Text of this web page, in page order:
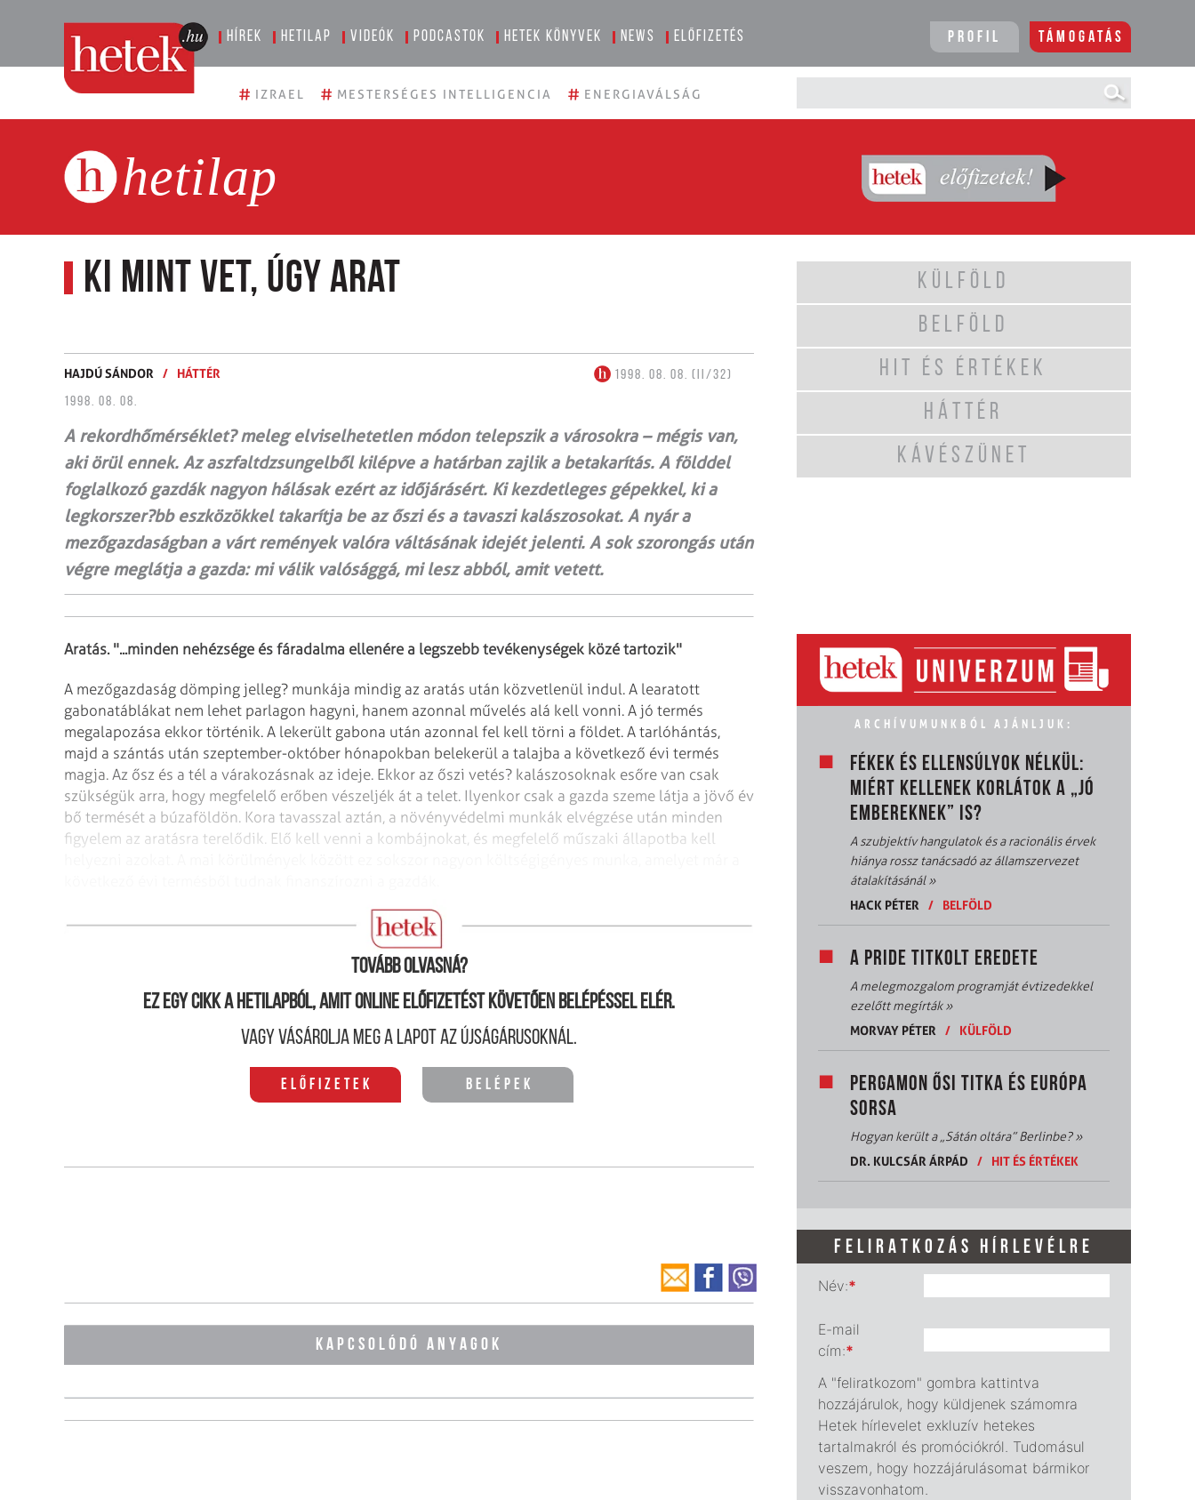
Hírek Hetilap Videók Podcastok Hetek könyvek News Előfizetés Profil Támogatás
# IZRAEL # MESTERSÉGES INTELLIGENCIA # ENERGIAVÁLSÁG
hetilap
Ki mint vet, úgy arat
HAJDÚ SÁNDOR / HÁTTÉR
1998. 08. 08. (II/32)
1998. 08. 08.
A rekordhőmérséklet? meleg elviselhetetlen módon telepszik a városokra – mégis van,
aki örül ennek. Az aszfaltdzsungelből kilépve a határban zajlik a betakarítás. A földdel
foglalkozó gazdák nagyon hálásak ezért az időjárásért. Ki kezdetleges gépekkel, ki a
legkorszer?bb eszközökkel takarítja be az őszi és a tavaszi kalászosokat. A nyár a
mezőgazdaságban a várt remények valóra váltásának idejét jelenti. A sok szorongás után
végre meglátja a gazda: mi válik valósággá, mi lesz abból, amit vetett.
Aratás. "...minden nehézsége és fáradalma ellenére a legszebb tevékenységek közé tartozik"
A mezőgazdaság dömping jelleg? munkája mindig az aratás után közvetlenül indul. A learatott
gabonatáblákat nem lehet parlagon hagyni, hanem azonnal művelés alá kell vonni. A jó termés
megalapozása ekkor történik. A lekerült gabona után azonnal fel kell törni a földet. A tarlóhántás,
majd a szántás után szeptember-október hónapokban belekerül a talajba a következő évi termés
magja. Az ősz és a tél a várakozásnak az ideje. Ekkor az őszi vetés? kalászosoknak esőre van csak
szükségük arra, hogy megfelelő erőben vészeljék át a telet. Ilyenkor csak a gazda szeme látja a jövő év
bő termését a búzaföldön. Kora tavasszal aztán, a növényvédelmi munkák elvégzése után minden
figyelem az aratásra terelődik. Elő kell venni a kombájnokat, és megfelelő műszaki állapotba kell
Ugyanazt, de háromféle módon
Tovább olvasná?
Ez egy cikk a hetilapból, amit online előfizetést követően belépéssel elér.
Vagy vásárolja meg a lapot az újságárusoknál.
Előfizetek Belépek
KAPCSOLÓDÓ ANYAGOK
KÜLFÖLD
BELFÖLD
HIT ÉS ÉRTÉKEK
HÁTTÉR
KÁVÉSZÜNET
ARCHÍVUMUNKBÓL AJÁNLJUK:
FÉKEK ÉS ELLENSÚLYOK NÉLKÜL:
MIÉRT KELLENEK KORLÁTOK A „JÓ
EMBEREKNEK” IS?
A szubjektív hangulatok és a racionális érvek
hiánya rossz tanácsadó az államszervezet
átalakításánál»
HACK PÉTER
/ BELFÖLD
A PRIDE TITKOLT EREDETE
A melegmozgalom programját évtizedekkel
ezelőtt megírták»
MORVAY PÉTER
/ KÜLFÖLD
PERGAMON ŐSI TITKA ÉS EURÓPA
SORSA
Hogyan került a „Sátán oltára” Berlinbe?»
DR. KULCSÁR ÁRPÁD
/ HIT ÉS ÉRTÉKEK
FELIRATKOZÁS HÍRLEVÉLRE
Név:*
E-mail
cím:*
A "feliratkozom" gombra kattintva
hozzájárulok, hogy küldjenek számomra
Hetek hírlevelet exkluzív hetekes
tartalmakról és promóciókról. Tudomásul
veszem, hogy hozzájárulásomat bármikor
visszavonhatom.